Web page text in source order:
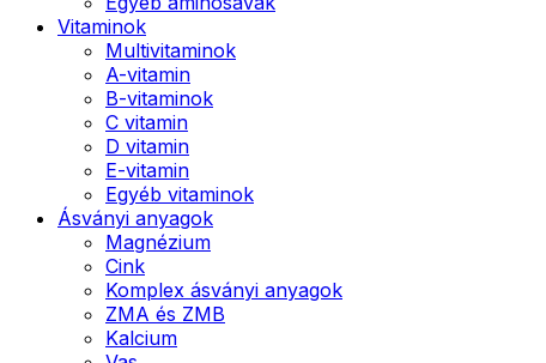
Vitaminok
Multivitaminok
A-vitamin
B-vitaminok
C vitamin
D vitamin
E-vitamin
Egyéb vitaminok
Ásványi anyagok
Magnézium
Cink
Komplex ásványi anyagok
ZMA és ZMB
Kalcium